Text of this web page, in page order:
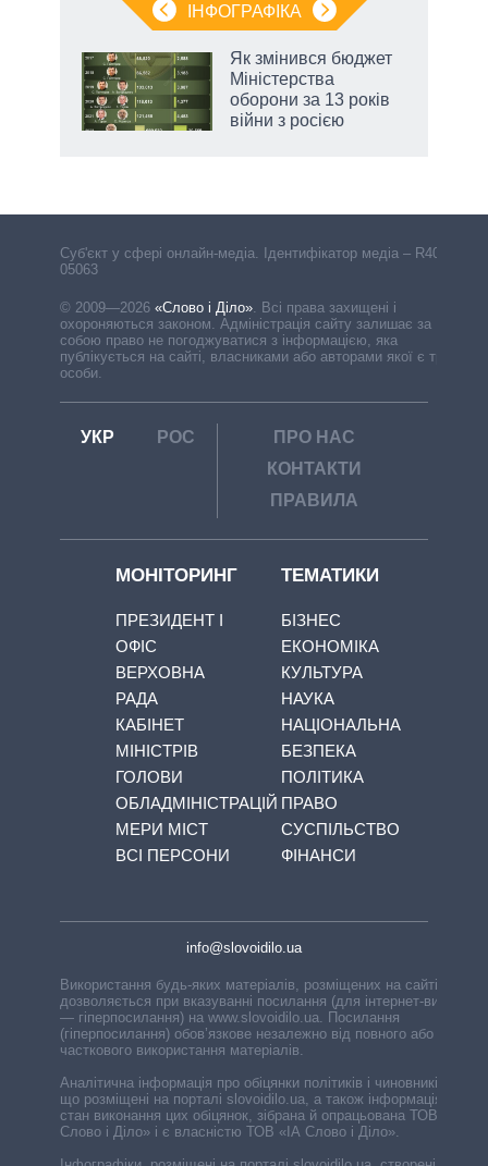
ІНФОГРАФІКА
Як змінився бюджет
Міністерства
оборони за 13 років
війни з росією
Cуб'єкт у сфері онлайн-медіа. Ідентифікатор медіа – R40-
05063
© 2009—2026 «Слово і Діло» Всі права захищені і
охороняються законом. Адміністрація сайту залишає за
собою право не погоджуватися з інформацією, яка
публікується на сайті, власниками або авторами якої є треті
особи.
УКР РОС
ПРО НАС
КОНТАКТИ
ПРАВИЛА
МОНІТОРИНГ
ПРЕЗИДЕНТ І
ОФІС
ВЕРХОВНА
РАДА
КАБІНЕТ
МІНІСТРІВ
ГОЛОВИ
ОБЛАДМІНІСТРАЦІЙ
МЕРИ МІСТ
ВСІ ПЕРСОНИ
ТЕМАТИКИ
БІЗНЕС
ЕКОНОМІКА
КУЛЬТУРА
НАУКА
НАЦІОНАЛЬНА
БЕЗПЕКА
ПОЛІТИКА
ПРАВО
СУСПІЛЬСТВО
ФІНАНСИ
info@slovoidilo.ua
Використання будь-яких матеріалів, розміщених на сайті,
дозволяється при вказуванні посилання (для інтернет-видань
— гіперпосилання) на www.slovoidilo.ua. Посилання
(гіперпосилання) обов’язкове незалежно від повного або
часткового використання матеріалів.
Аналітична інформація про обіцянки політиків і чиновників,
що розміщені на порталі slovoidilo.ua, а також інформація про
стан виконання цих обіцянок, зібрана й опрацьована ТОВ «ІА
Слово і Діло» і є власністю ТОВ «ІА Слово і Діло».